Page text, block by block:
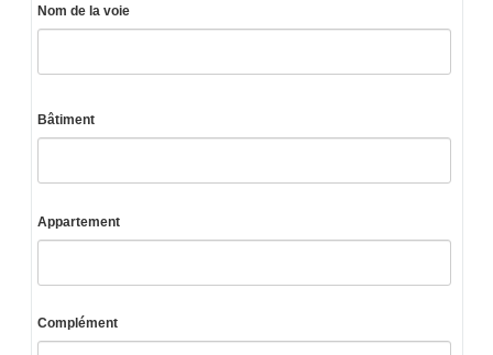
Nom de la voie
Bâtiment
Appartement
Complément